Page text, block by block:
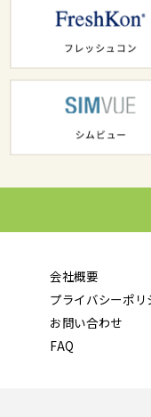
会社概要
プライバシーポリ
お問い合わせ
FAQ